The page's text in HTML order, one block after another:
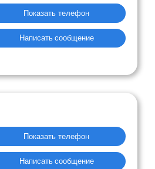
Показать телефон
Написать сообщение
Показать телефон
Написать сообщение